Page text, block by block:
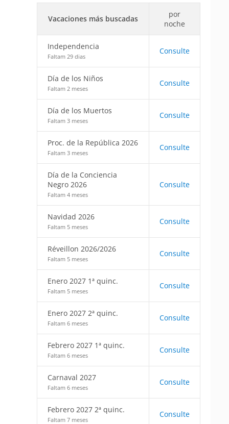
Vacaciones más buscadas
por
noche
Independencia
Faltam 29 dias
Consulte
Día de los Niños
Faltam 2 meses
Consulte
Día de los Muertos
Faltam 3 meses
Consulte
Proc. de la República 2026
Faltam 3 meses
Consulte
Día de la Conciencia
Negro 2026
Faltam 4 meses
Consulte
Navidad 2026
Faltam 5 meses
Consulte
Réveillon 2026/2026
Faltam 5 meses
Consulte
Enero 2027 1ª quinc.
Faltam 5 meses
Consulte
Enero 2027 2ª quinc.
Faltam 6 meses
Consulte
Febrero 2027 1ª quinc.
Faltam 6 meses
Consulte
Carnaval 2027
Faltam 6 meses
Consulte
Febrero 2027 2ª quinc.
Faltam 7 meses
Consulte